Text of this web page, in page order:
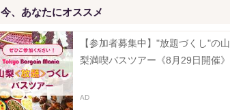
今、あなたにオススメ
【参加者募集中】"放題づくし"の山
梨満喫バスツアー《8月29日開催》